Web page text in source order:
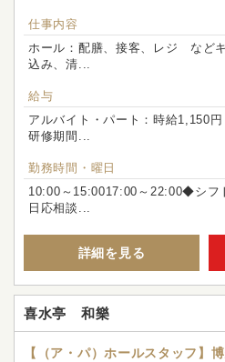
仕事内容
ホール：配膳、接客、レジ など
込み、清...
給与
アルバイト・パート：時給1,150
研修期間...
勤務時間・曜日
10:00～15:0017:00～22:00◆シ
日応相談...
詳細を見る
喜水亭 和樂
【（ア・パ）ホールスタッフ】